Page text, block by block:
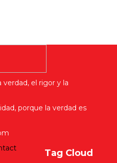
el rigor y la
porque la verdad es
Tag Cloud